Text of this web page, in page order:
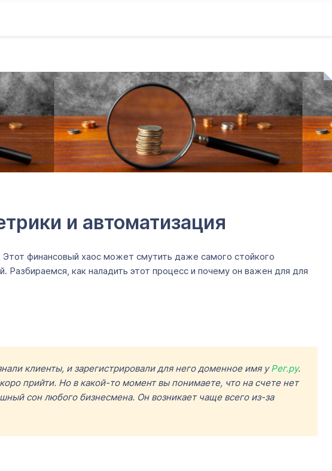
и автоматизация
финансовый хаос может смутить даже самого стойкого
как наладить этот процесс и почему он важен для для
клиенты, и зарегистрировали для него доменное имя уРег.ру.
прийти. Но в какой-то момент вы понимаете, что на счете нет
сон любого бизнесмена. Он возникает чаще всего из-за